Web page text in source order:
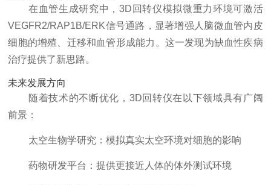
在血管生成研究中，3D回转仪模拟微重力环境可激活
VEGFR2/RAP1B/ERK信号通路，显著增强人脑微血管内皮
细胞的增殖、迁移和血管形成能力。这一发现为缺血性疾病
治疗提供了新思路。
未来发展方向
随着技术的不断优化，3D回转仪在以下领域具有广阔
前景：
太空生物学研究：模拟真实太空环境对细胞的影响
药物研发平台：提供更接近人体的体外测试环境